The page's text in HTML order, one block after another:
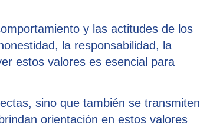
y las actitudes de los
la responsabilidad, la
estos valores es esencial para
sino que también se transmiten
orientación en estos valores